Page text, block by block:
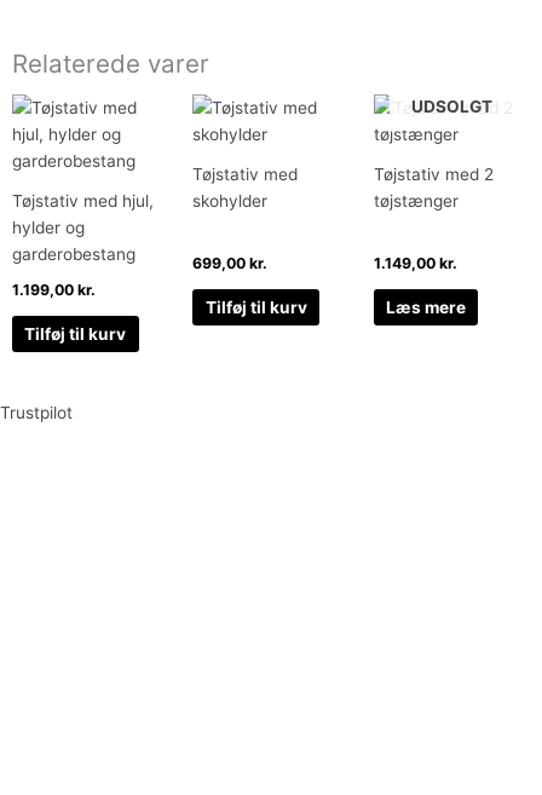
Relaterede varer
Tøjstativ med hjul,
hylder og
garderobestang
1.199,00 kr.
Tilføj til kurv
Tøjstativ med
skohylder
699,00kr.
Tilføj til kurv
UDSOLGT
Tøjstativ med 2
tøjstænger
1.149,00 kr.
Læs mere
Trustpilot